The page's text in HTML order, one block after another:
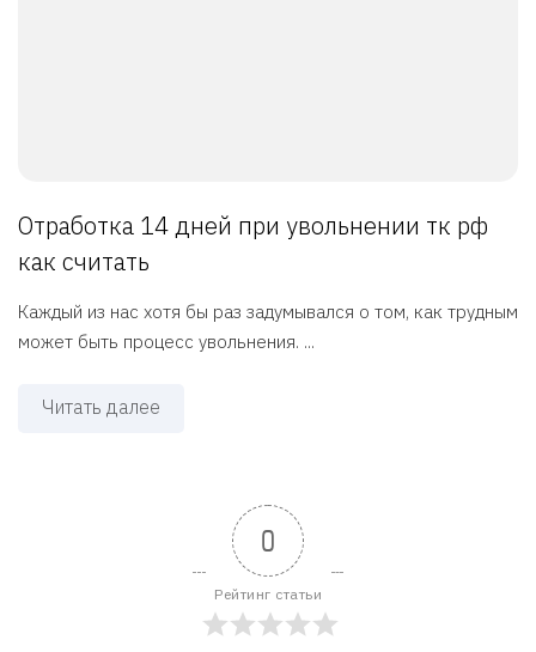
Отработка 14 дней при увольнении тк рф
как считать
Каждый из нас хотя бы раз задумывался о том, как трудным
может быть процесс увольнения. ...
Читать далее
0
Рейтинг статьи